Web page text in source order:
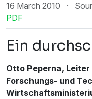
16 March 2010 ·
PDF
Ein
Otto Peperna,
Forschungs- und